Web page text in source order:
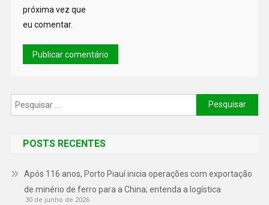
próxima vez que
eu comentar.
POSTS RECENTES
Após 116 anos, Porto Piauí inicia operações com exportação
de minério de ferro para a China; entenda a logística
30 de junho de 2026